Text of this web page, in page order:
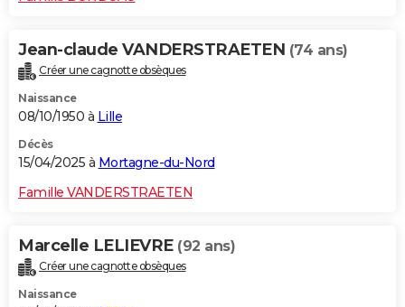
Jean-claude VANDERSTRAETEN (74 ans)
Créer une cagnotte obsèques
Naissance
08/10/1950 à Lille
Décès
15/04/2025 à Mortagne-du-Nord
Famille VANDERSTRAETEN
Marcelle LELIEVRE (92 ans)
Créer une cagnotte obsèques
Naissance